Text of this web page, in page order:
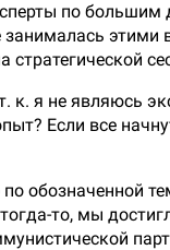
по
этими
я не являюсь
Если все
обозначенной
то, мы